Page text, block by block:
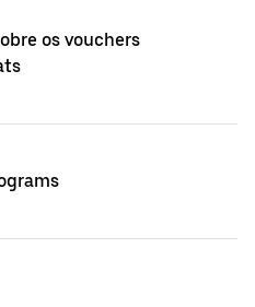
os vouchers